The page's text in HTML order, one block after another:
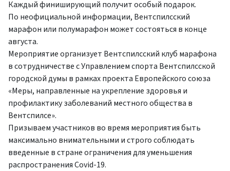
Каждый финиширующий получит особый подарок.
По неофициальной информации, Вентспилсский
марафон или полумарафон может состояться в конце
августа.
Мероприятие организует Вентспилсский клуб марафона
в сотрудничестве с Управлением спорта Вентспилсской
городской думы в рамках проекта Европейского союза
«Меры, направленные на укрепление здоровья и
профилактику заболеваний местного общества в
Вентспилсе».
Призываем участников во время мероприятия быть
максимально внимательными и строго соблюдать
введенные в стране ограничения для уменьшения
распространения Covid-19.